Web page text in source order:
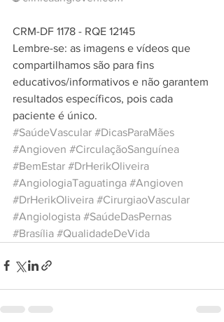
CRM-DF 1178 - RQE 12145
Lembre-se: as imagens e vídeos que
compartilhamos são para fins
educativos/informativos e não garantem
resultados específicos, pois cada
paciente é único.
#SaúdeVascular #DicasParaMães
#Angioven #CirculaçãoSanguínea
#BemEstar #DrHerikOliveira
#AngiologiaTaguatinga #Angioven
#DrHerikOliveira #CirurgiaoVascular
#Angiologista #SaúdeDasPernas
#Brasília #QualidadeDeVida